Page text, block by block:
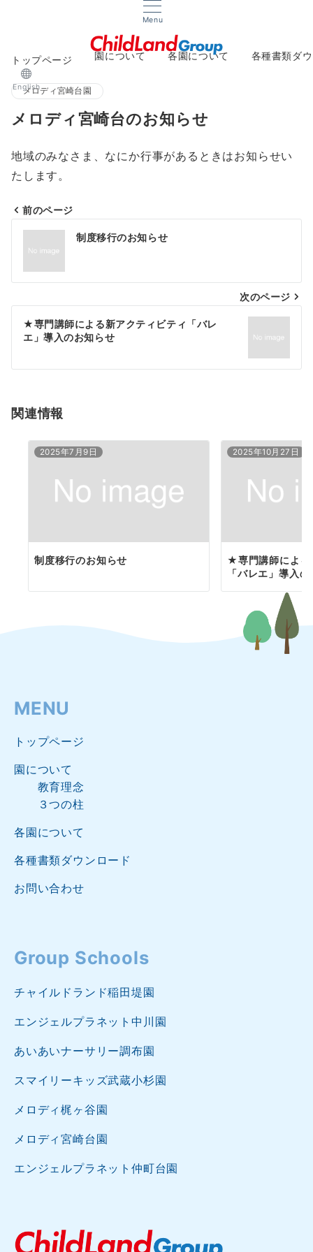
Menu
English
トップページ 園について 各園について 各種書類ダ
メロディ宮崎台園
メロディ宮崎台のお知らせ
地域のみなさま、なにか行事があるときはお知らせい
たします。
投
ナ
ビ
ゲ
シ
ン
前のページ
制度移行のお知らせ
次のページ
★専門講師による新アクティビティ「バレ
エ」導入のお知らせ
関連情報
2025年7月9日
制度移行のお知らせ
2025年10月27日
★専門講師による
「バレエ」導入
MENU
トップページ
園について
教育理念
３つの柱
各園について
各種書類ダウンロード
お問い合わせ
Group Schools
チャイルドランド稲田堤園
エンジェルプラネット中川園
あいあいナーサリー調布園
スマイリーキッズ武蔵小杉園
メロディ梶ヶ谷園
メロディ宮崎台園
エンジェルプラネット仲町台園